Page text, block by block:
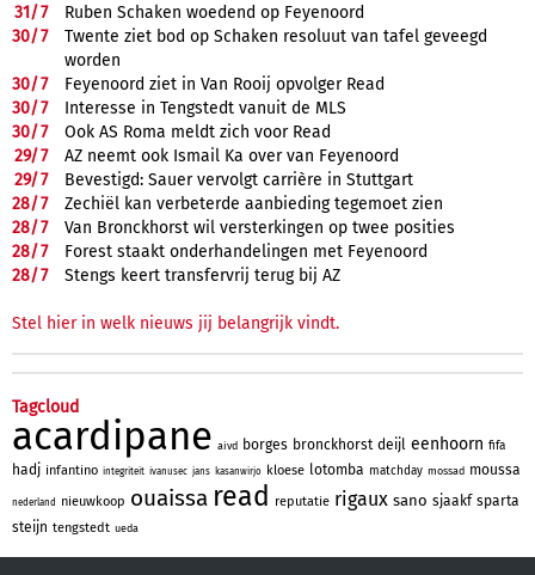
31/7
Ruben Schaken woedend op Feyenoord
30/7
Twente ziet bod op Schaken resoluut van tafel geveegd
worden
30/7
Feyenoord ziet in Van Rooij opvolger Read
30/7
Interesse in Tengstedt vanuit de MLS
30/7
Ook AS Roma meldt zich voor Read
29/7
AZ neemt ook Ismail Ka over van Feyenoord
29/7
Bevestigd: Sauer vervolgt carrière in Stuttgart
28/7
Zechiël kan verbeterde aanbieding tegemoet zien
28/7
Van Bronckhorst wil versterkingen op twee posities
28/7
Forest staakt onderhandelingen met Feyenoord
28/7 Stengs keert transfervrij terug bij AZ
Stel hier in welk nieuws jij belangrijk vindt.
Tagcloud
acardipane aivd borges bronckhorst deijl eenhoorn fifa
hadj infantino integriteit ivanusec jans kasanwirjo kloese lotomba matchday mossad moussa
nederland nieuwkoop ouaissa read reputatie rigaux sano sjaakf sparta
steijn tengstedt ueda